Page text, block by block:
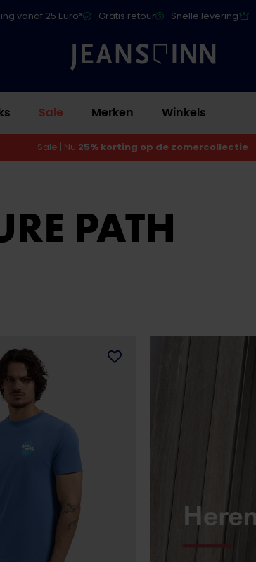
vanaf 25 Euro* Gratis retour Snelle levering
Sale Merken Winkels
Sale | Nu 25% korting op de zomercollectie
PATH